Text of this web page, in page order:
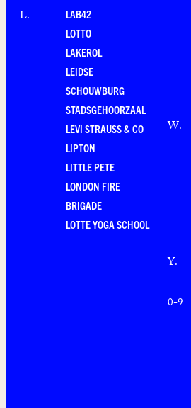
L.
LAB42
LOTTO
LAKEROL
LEIDSE
SCHOUWBURG
STADSGEHOORZAAL
LEVI STRAUSS & CO
LIPTON
LITTLE PETE
LONDON FIRE
BRIGADE
LOTTE YOGA SCHOOL
W.
Y.
0-9